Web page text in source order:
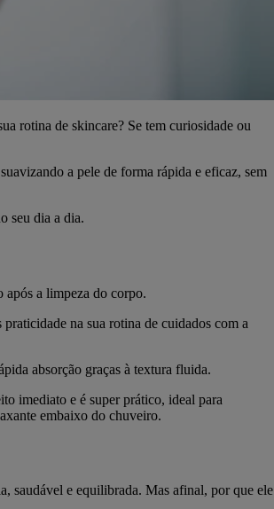
rotina de skincare? Se tem curiosidade ou
a pele de forma rápida e eficaz, sem
seu dia a dia.
a limpeza do corpo.
na sua rotina de cuidados com a
absorção graças à textura fluida.
imediato e é super prático, ideal para
embaixo do chuveiro.
saudável e equilibrada. Mas afinal, por que ele